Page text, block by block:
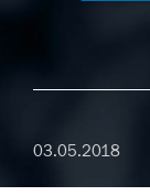
03.05.2018